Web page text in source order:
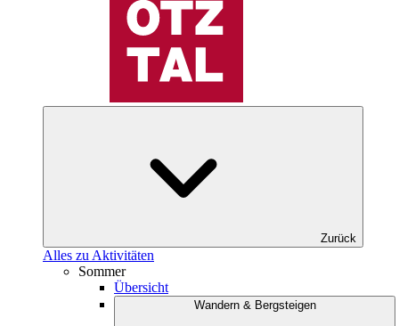
Zurück
Alles zu Aktivitäten
Sommer
Übersicht
Wandern & Bergsteigen